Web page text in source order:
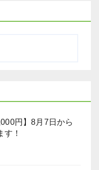
円】8月7日から
！